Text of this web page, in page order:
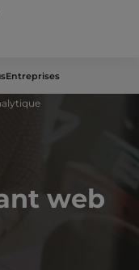
Entreprises
web